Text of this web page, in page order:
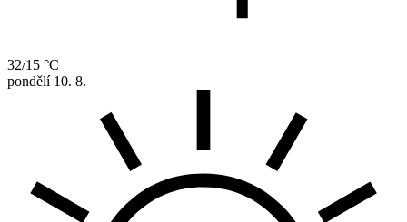
32/15 °C
pondělí 10. 8.